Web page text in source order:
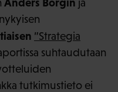
”Strategia
suhtaudutaan
tutkimustieto ei